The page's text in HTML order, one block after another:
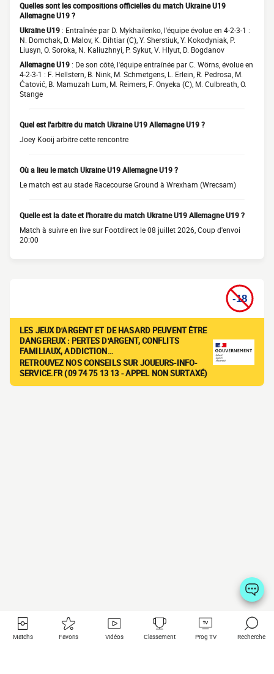
Quelles sont les compositions officielles du match Ukraine U19
Allemagne U19 ?
Ukraine U19 : Entraînée par D. Mykhailenko, l'équipe évolue en 4-2-3-1 :
N. Domchak, D. Malov, K. Dihtiar (C), Y. Sherstiuk, Y. Kokodyniak, P.
Liusyn, O. Soroka, N. Kaliuzhnyi, P. Sykut, V. Hlyut, D. Bogdanov
Allemagne U19 : De son côté, l'équipe entraînée par C. Wörns, évolue en
4-2-3-1 : F. Hellstern, B. Nink, M. Schmetgens, L. Erlein, R. Pedrosa, M.
Ćatović, B. Mamuzah Lum, M. Reimers, F. Onyeka (C), M. Culbreath, O.
Stange
Quel est l'arbitre du match Ukraine U19 Allemagne U19 ?
Joey Kooij arbitre cette rencontre
Où a lieu le match Ukraine U19 Allemagne U19 ?
Le match est au stade Racecourse Ground à Wrexham (Wrecsam)
Quelle est la date et l'horaire du match Ukraine U19 Allemagne U19 ?
Match à suivre en live sur Footdirect le 08 juillet 2026, Coup d'envoi
20:00
LES JEUX D'ARGENT ET DE HASARD PEUVENT ÊTRE
DANGEREUX : PERTES D'ARGENT, CONFLITS
FAMILIAUX, ADDICTION…
RETROUVEZ NOS CONSEILS SUR JOUEURS-INFO-
SERVICE.FR (09 74 75 13 13 - APPEL NON SURTAXÉ)
Matchs Favoris Vidéos Classement Prog TV Recherche